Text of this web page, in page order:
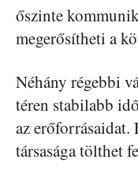
őszinte
megerősítheti a
Néhány régebbi
téren stabilabb
az erőforrásaidat.
társasága tölthet